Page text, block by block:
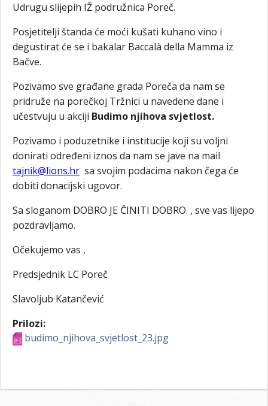
Udrugu slijepih IŽ podružnica Poreč.
Posjetitelji štanda će moći kušati kuhano vino i
degustirat će se i bakalar Baccalà della Mamma iz
Bačve.
Pozivamo sve građane grada Poreča da nam se
pridruže na porečkoj Tržnici u navedene dane i
učestvuju u akciji Budimo njihova svjetlost.
Pozivamo i poduzetnike i institucije koji su voljni
donirati određeni iznos da nam se jave na mail
tajnik@lions.hr sa svojim podacima nakon čega će
dobiti donacijski ugovor.
Sa sloganom DOBRO JE ČINITI DOBRO. , sve vas lijepo
pozdravljamo.
Očekujemo vas ,
Predsjednik LC Poreč
Slavoljub Katančević
Prilozi:
budimo_njihova_svjetlost_23.jpg